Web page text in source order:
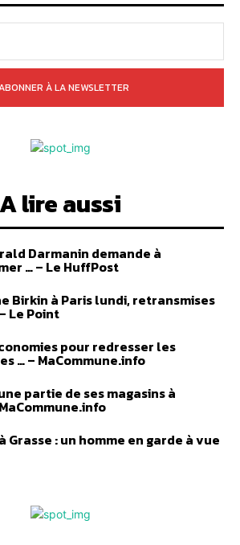
À LA NEWSLETTER
A lire aussi
Darmanin demande à
… – Le HuffPost
Birkin à Paris lundi, retransmises
Le Point
pour redresser les
… – MaCommune.info
partie de ses magasins à
: un homme en garde à vue